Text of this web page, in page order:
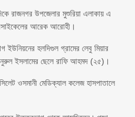
রাজনগর উপজেলার মুশুরিয়া এলাকায় এ
আরেক আরোহী।
হলদিগুল গ্রামের লেবু মিয়ার
ইসলামের ছেলে রাফি আহমদ (২৫)।
ওসমানী মেডিক্যাল কলেজ হাসপাতালে